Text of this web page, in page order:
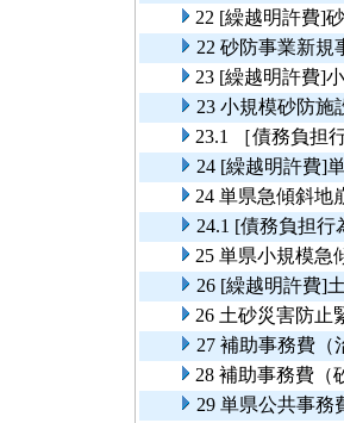
22 [繰越明許費]
22 砂防事業新規
23 [繰越明許費]
23 小規模砂防施
23.1 ［債務負担
24 [繰越明許費]
24 単県急傾斜地
24.1 [債務負担
25 単県小規模急
26 [繰越明許費]
26 土砂災害防止
27 補助事務費（
28 補助事務費（
29 単県公共事務